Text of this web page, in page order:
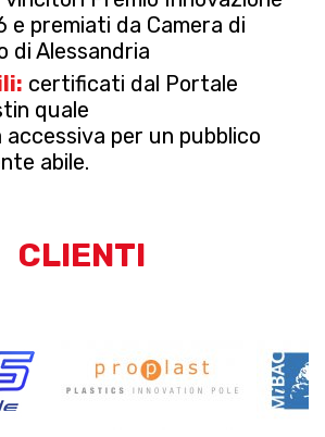
e premiati da Camera di
di Alessandria
certificati dal Portale
quale
per un pubblico
abile.
CLIENTI